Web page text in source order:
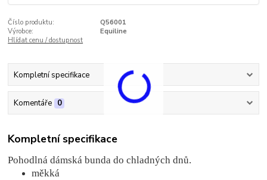
Číslo produktu:
Q56001
Výrobce:
Equiline
Hlídat cenu / dostupnost
Kompletní specifikace
Komentáře 0
Kompletní specifikace
Pohodlná dámská bunda do chladných dnů.
měkká